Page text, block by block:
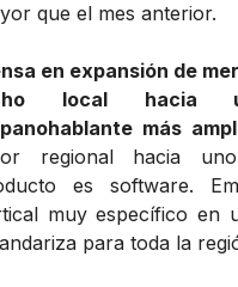
que el mes anterior.
en expansión de
local hacia
más
regional hacia
es software.
muy específico en
para toda la